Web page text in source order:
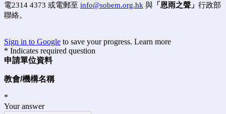
電2314 4373 或電郵至 info@sobem.org.hk 與 「 恩雨之聲 」 行政部
聯絡。
Sign in to Google to save your progress. Learn more
* Indicates required question
申請單位資料
教會/機構名稱
*
Your answer